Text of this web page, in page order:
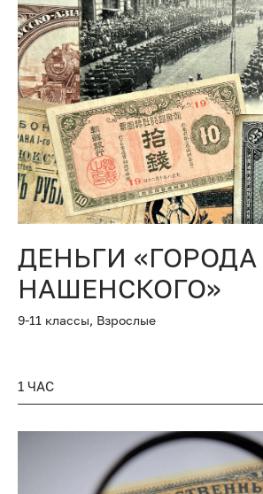
ДЕНЬГИ «ГОРОДА
НАШЕНСКОГО»
9-11 классы, Взрослые
1 ЧАС